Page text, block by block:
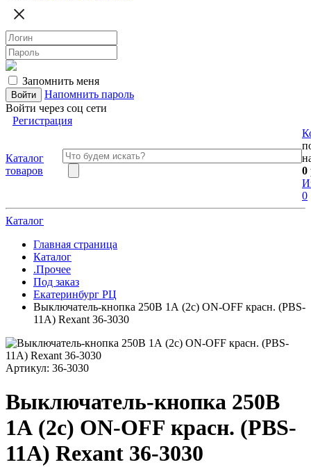
Запомнить меня
Напомнить пароль
Войти через соц сети
Регистрация
Каталог
товаров
0
0
Каталог
Главная страница
Каталог
.Прочее
Под заказ
Екатеринбург РЦ
Выключатель-кнопка 250В 1А (2с) ON-OFF красн. (PBS-
11А) Rexant 36-3030
Артикул: 36-3030
Выключатель-кнопка 250В
1А (2с) ON-OFF красн. (PBS-
11А) Rexant 36-3030